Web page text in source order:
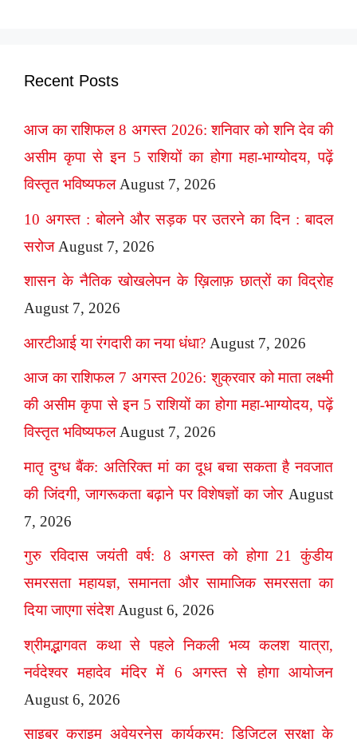
Recent Posts
आज का राशिफल 8 अगस्त 2026: शनिवार को शनि देव की
असीम कृपा से इन 5 राशियों का होगा महा-भाग्योदय, पढ़ें
विस्तृत भविष्यफल August 7, 2026
10 अगस्त : बोलने और सड़क पर उतरने का दिन : बादल
सरोज August 7, 2026
शासन के नैतिक खोखलेपन के ख़िलाफ़ छात्रों का विद्रोह
August 7, 2026
आरटीआई या रंगदारी का नया धंधा? August 7, 2026
आज का राशिफल 7 अगस्त 2026: शुक्रवार को माता लक्ष्मी
की असीम कृपा से इन 5 राशियों का होगा महा-भाग्योदय, पढ़ें
विस्तृत भविष्यफल August 7, 2026
मातृ दुग्ध बैंक: अतिरिक्त मां का दूध बचा सकता है नवजात
की जिंदगी, जागरूकता बढ़ाने पर विशेषज्ञों का जोर August
7, 2026
गुरु रविदास जयंती वर्ष: 8 अगस्त को होगा 21 कुंडीय
समरसता महायज्ञ, समानता और सामाजिक समरसता का
दिया जाएगा संदेश August 6, 2026
श्रीमद्भागवत कथा से पहले निकली भव्य कलश यात्रा,
नर्वदेश्वर महादेव मंदिर में 6 अगस्त से होगा आयोजन
August 6, 2026
साइबर क्राइम अवेयरनेस कार्यक्रम: डिजिटल सुरक्षा के